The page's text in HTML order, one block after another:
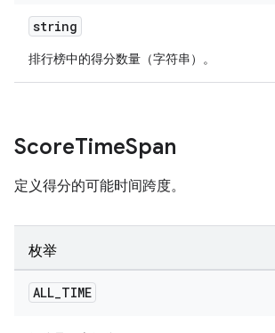
string
排行榜中的得分数量（字符串）。
ScoreTimeSpan
定义得分的可能时间跨度。
枚举
ALL_TIME